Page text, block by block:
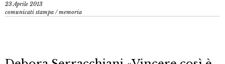
23 Aprile 2013
comunicati stampa /memoria